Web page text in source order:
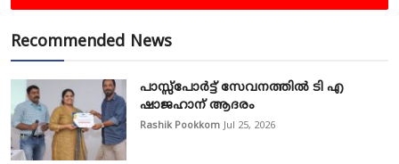
Recommended News
പാസ്സ്‌പോർട്ട് സേവനത്തിൽ ടി എ
ഷാജഹാന് ആദരം
Rashik Pookkom Jul 25, 2026